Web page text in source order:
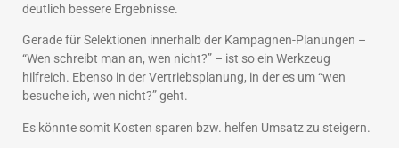
deutlich bessere Ergebnisse.
Gerade für Selektionen innerhalb der Kampagnen-Planungen –
“Wen schreibt man an, wen nicht?” – ist so ein Werkzeug
hilfreich. Ebenso in der Vertriebsplanung, in der es um “wen
besuche ich, wen nicht?” geht.
Es könnte somit Kosten sparen bzw. helfen Umsatz zu steigern.